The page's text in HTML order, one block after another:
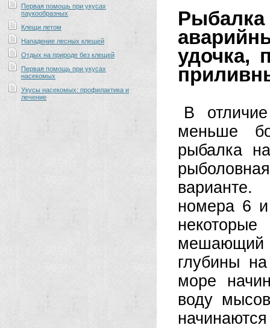
Первая помощь при укусах
паукообразных
Клещи летом
Нападение лесных клещей
Отдых на природе без клещей
Первая помощь при укусах
насекомых
Укусы насекомых: профилактика и
лечение
удочка,
В
меньше
рыбалка
номера 6
некоторые
мешающий
глубины
море
воду